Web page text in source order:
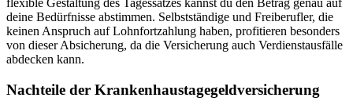
flexible Gestaltung des Tagessatzes kannst du den Betrag genau auf
deine Bedürfnisse abstimmen. Selbstständige und Freiberufler, die
keinen Anspruch auf Lohnfortzahlung haben, profitieren besonders
von dieser Absicherung, da die Versicherung auch Verdienstausfälle
abdecken kann.
Nachteile der Krankenhaustagegeldversicherung